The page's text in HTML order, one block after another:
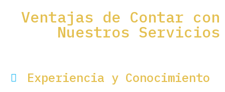
Experiencia y Conocimiento
Ventajas de Contar con
Nuestros Servicios